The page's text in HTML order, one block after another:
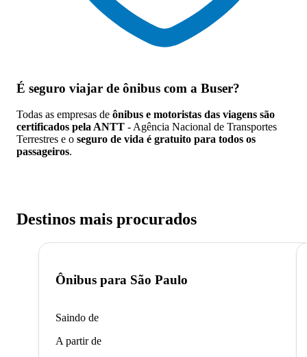
É seguro viajar de ônibus com a Buser?
Todas as empresas de ônibus e motoristas das viagens são
certificados pela ANTT - Agência Nacional de Transportes
Terrestres e o seguro de vida é gratuito para todos os
passageiros.
Destinos mais procurados
Ônibus para São Paulo
Saindo de
A partir de